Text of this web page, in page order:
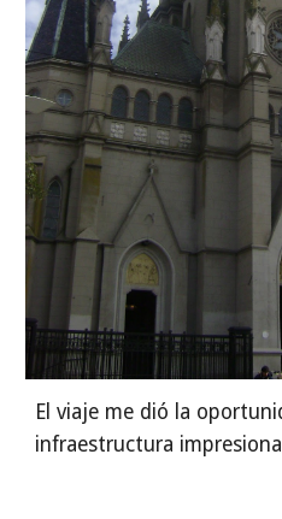
El viaje me dió la
infraestructura